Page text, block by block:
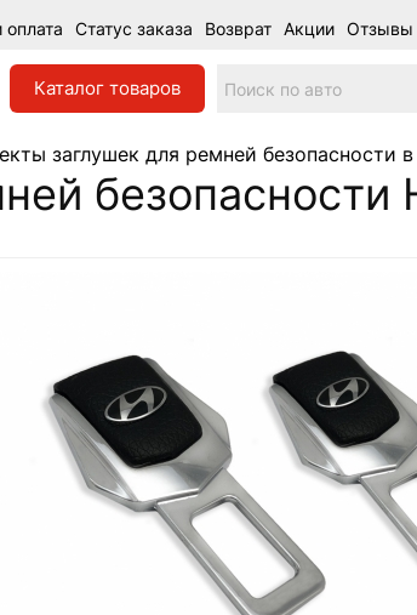
оплата Статус заказа Возврат Акции Отзывы
Каталог товаров
заглушек для ремней безопасности
безопасности